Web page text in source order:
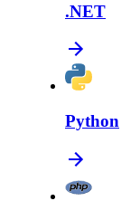
.NET
Python